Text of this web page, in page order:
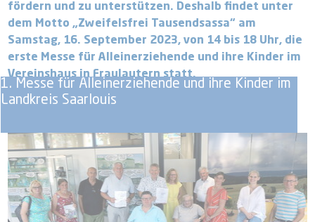
1. Messe für Alleinerziehende und ihre Kinder im
Landkreis Saarlouis
fördern und zu unterstützen. Deshalb findet unter
dem Motto „Zweifelsfrei Tausendsassa“ am
Samstag, 16. September 2023, von 14 bis 18 Uhr, die
erste Messe für Alleinerziehende und ihre Kinder im
Vereinshaus in Fraulautern statt.